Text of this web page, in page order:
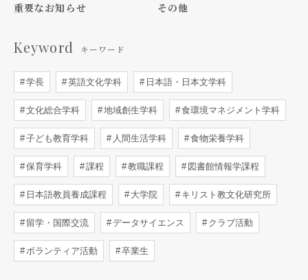
重要なお知らせ
その他
Keyword キーワード
学長 英語文化学科 日本語・日本文学科
文化総合学科 地域創生学科 食環境マネジメント学科
子ども教育学科 人間生活学科 食物栄養学科
保育学科 課程 教職課程 図書館情報学課程
日本語教員養成課程 大学院 キリスト教文化研究所
留学・国際交流 データサイエンス クラブ活動
ボランティア活動 卒業生